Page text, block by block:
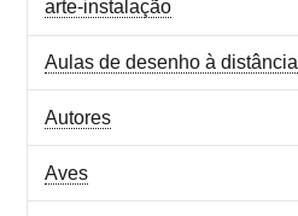
arte-instalação
Aulas de desenho à distância
Autores
Aves